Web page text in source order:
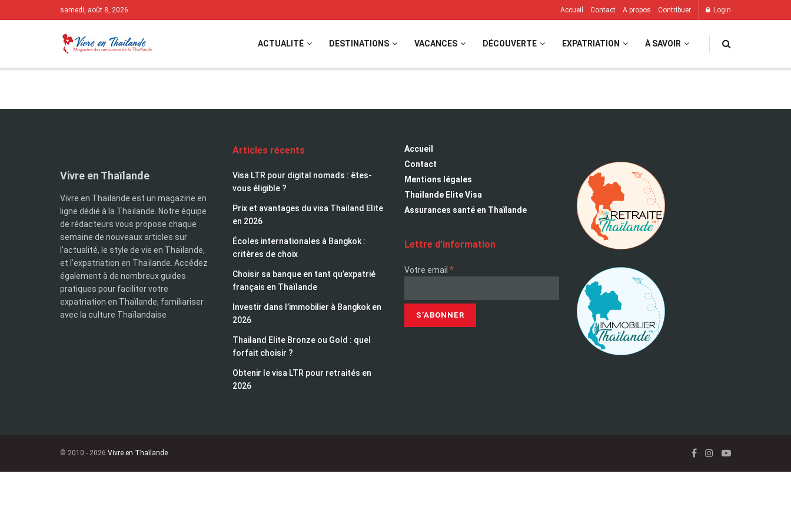
samedi, août 8, 2026 Accueil Contact A propos Contribuer Login
Vivre en Thaïlande
ACTUALITÉ DESTINATIONS VACANCES DÉCOUVERTE EXPATRIATION À SAVOIR
Vivre en Thaïlande
Vivre en Thaïlande est un magazine en
ligne dédié à la Thaïlande. Notre équipe
de rédacteurs vous propose chaque
semaine de nouveaux articles sur
l'actualité, le style de vie en Thaïlande,
et l'expatriation en Thaïlande. Accédez
également à de nombreux guides
pratiques pour faciliter votre
expatriation en Thaïlande, familiariser
avec la culture Thaïlandaise
Articles récents
Visa LTR pour digital nomads : êtes-
vous éligible ?
Prix et avantages du visa Thailand Elite
en 2026
Écoles internationales à Bangkok :
critères de choix
Choisir sa banque en tant qu’expatrié
français en Thaïlande
Investir dans l’immobilier à Bangkok en
2026
Thailand Elite Bronze ou Gold : quel
forfait choisir ?
Obtenir le visa LTR pour retraités en
2026
Accueil
Contact
Mentions légales
Thailande Elite Visa
Assurances santé en Thaïlande
Lettre d’information
Votre email *
© 2010 - 2026 Vivre en Thaïlande